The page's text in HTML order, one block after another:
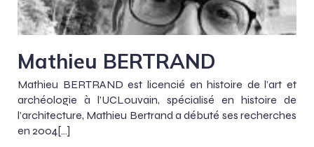
Mathieu BERTRAND
Mathieu BERTRAND est licencié en histoire de l’art et
archéologie à l’UCLouvain, spécialisé en histoire de
l’architecture, Mathieu Bertrand a débuté ses recherches
en 2004[…]